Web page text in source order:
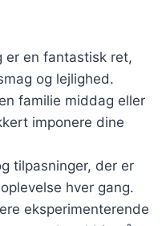
er en fantastisk ret,
og lejlighed.
familie middag eller
imponere dine
tilpasninger, der er
hver gang.
eksperimenterende